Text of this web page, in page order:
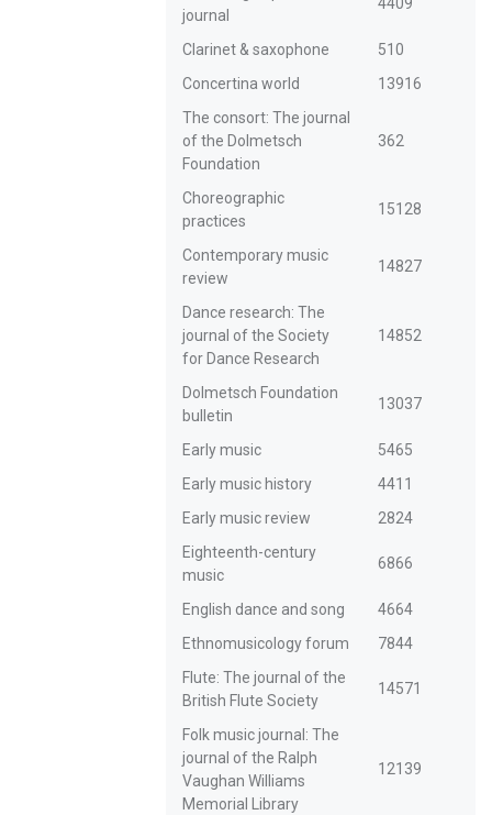
journal
4409
Clarinet & saxophone
510
Concertina world
13916
The consort: The journal
of the Dolmetsch
Foundation
362
Choreographic
practices
15128
Contemporary music
review
14827
Dance research: The
journal of the Society
for Dance Research
14852
Dolmetsch Foundation
bulletin
13037
Early music
5465
Early music history
4411
Early music review
2824
Eighteenth-century
music
6866
English dance and song
4664
Ethnomusicology forum
7844
Flute: The journal of the
British Flute Society
14571
Folk music journal: The
journal of the Ralph
Vaughan Williams
Memorial Library
12139